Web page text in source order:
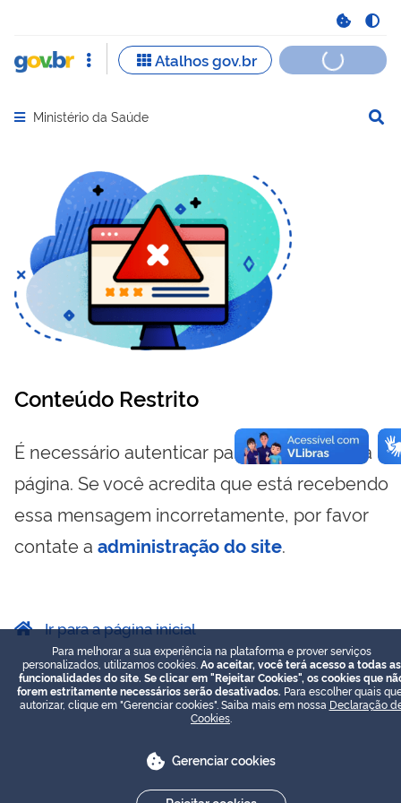
Abrir menu principal de navegação
Ministério da Saúde
Conteúdo Restrito
É necessário autenticar para visualizar essa
página. Se você acredita que está recebendo
essa mensagem incorretamente, por favor
contate a administração do site.
Ir para a página inicial
Para melhorar a sua experiência na plataforma e prover serviços
personalizados, utilizamos cookies. Ao aceitar, você terá acesso a todas as
funcionalidades do site. Se clicar em "Rejeitar Cookies", os cookies que
forem estritamente necessários serão desativados. Para escolher quais
autorizar, clique em "Gerenciar cookies". Saiba mais em nossa Declaração
Cookies
Gerenciar cookies